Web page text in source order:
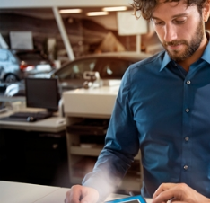
Zum Hauptinhalt
Zur Fußzeile springen